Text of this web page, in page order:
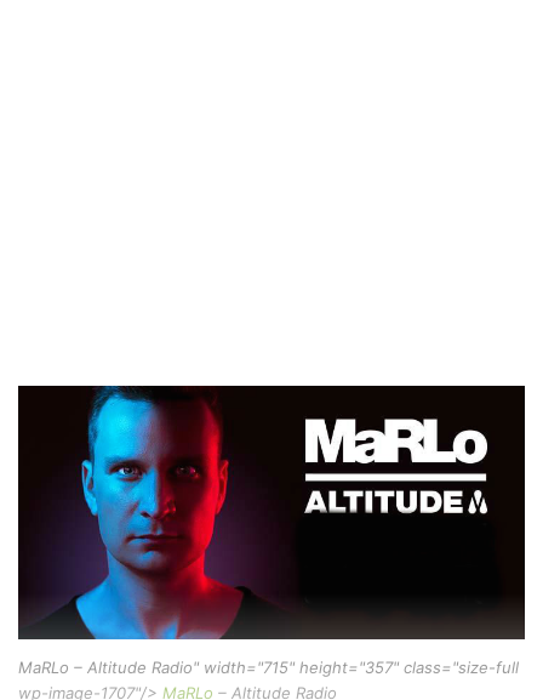
MaRLo – Altitude Radio" width="715" height="357" class="size-full
wp-image-1707"/> MaRLo – Altitude Radio